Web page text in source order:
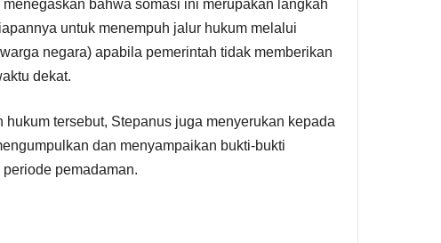
bahwa somasi ini merupakan langkah
untuk menempuh jalur hukum melalui
negara) apabila pemerintah tidak memberikan
dekat.
tersebut, Stepanus juga menyerukan kepada
dan menyampaikan bukti-bukti
pemadaman.